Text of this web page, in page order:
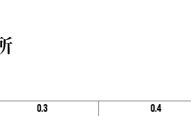
0.3
0.4